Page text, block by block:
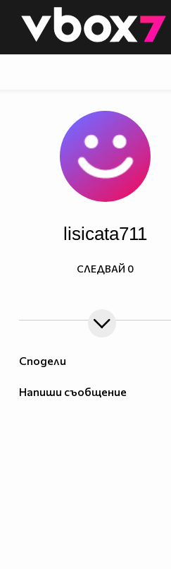
👾
Сподели
Напиши съобщение
lisicata711
СЛЕДВАЙ 0